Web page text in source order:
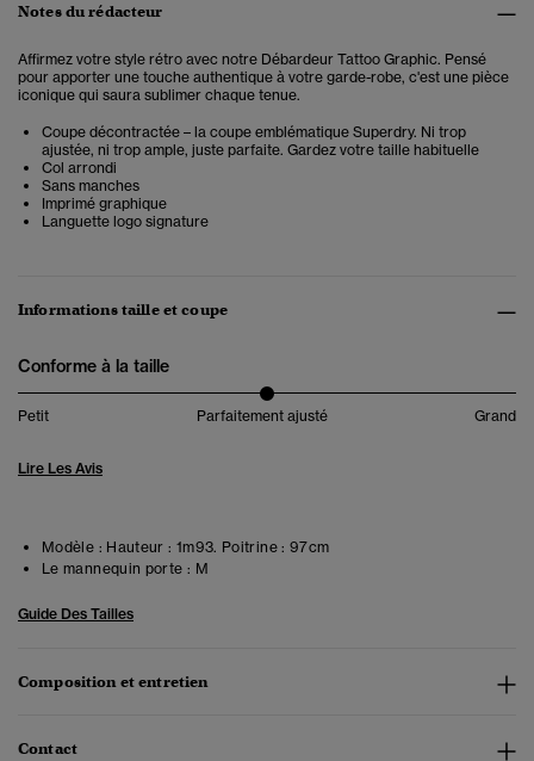
Notes du rédacteur
Affirmez votre style rétro avec notre Débardeur Tattoo Graphic. Pensé
pour apporter une touche authentique à votre garde-robe, c'est une pièce
iconique qui saura sublimer chaque tenue.
Coupe décontractée – la coupe emblématique Superdry. Ni trop
ajustée, ni trop ample, juste parfaite. Gardez votre taille habituelle
Col arrondi
Sans manches
Imprimé graphique
Languette logo signature
Informations taille et coupe
Conforme à la taille
Petit Parfaitement ajusté Grand
Lire Les Avis
Modèle : Hauteur : 1m93. Poitrine : 97cm
Le mannequin porte : M
Guide Des Tailles
Composition et entretien
Contact